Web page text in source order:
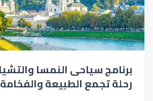
رحلة تجمع الطبيعة والفخامة